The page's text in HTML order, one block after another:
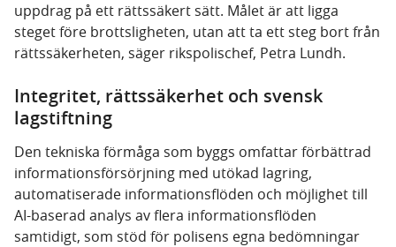
uppdrag på ett rättssäkert sätt. Målet är att ligga
steget före brottsligheten, utan att ta ett steg bort från
rättssäkerheten, säger rikspolischef, Petra Lundh.
Integritet, rättssäkerhet och svensk
lagstiftning
Den tekniska förmåga som byggs omfattar förbättrad
informationsförsörjning med utökad lagring,
automatiserade informationsflöden och möjlighet till
AI-baserad analys av flera informationsflöden
samtidigt, som stöd för polisens egna bedömningar